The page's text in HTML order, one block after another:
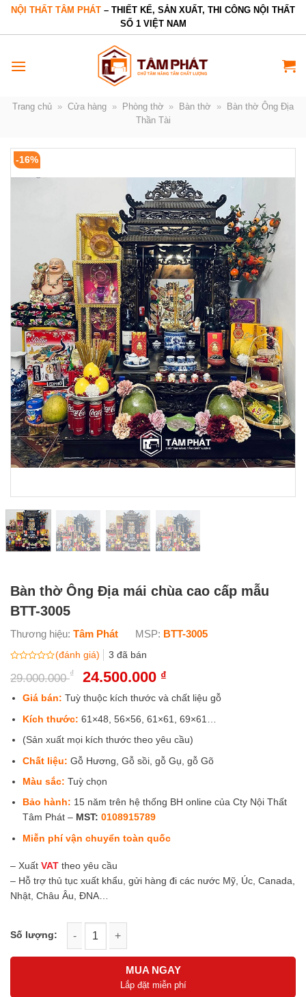
Bỏ
dung
NỘI THẤT TÂM PHÁT – THIẾT KẾ, SẢN XUẤT, THI CÔNG NỘI THẤT
SỐ 1 VIỆT NAM
Trang chủ » Cửa hàng » Phòng thờ » Bàn thờ »
Bàn thờ Ông Địa
Thần Tài
-16%
Bàn thờ Ông Địa mái chùa cao cấp mẫu
BTT-3005
Thương hiệu: Tâm Phát MSP: BTT-3005
xếp
(đánh giá) 3 đã bán
29.000.000₫
Giá
gốc
là:
24.500.000 ₫Giá
tại
24.500.000 ₫.
Giá bán: Tuỳ thuộc kích thước và chất liệu gỗ
Kích thước: 61×48, 56×56, 61×61, 69×61…
(Sản xuất mọi kích thước theo yêu cầu)
Chất liệu: Gỗ Hương, Gỗ sồi, gỗ Gụ, gỗ Gõ
Màu sắc: Tuỳ chọn
Bảo hành: 15 năm trên hệ thống BH online của Cty Nội Thất
Tâm Phát – MST: 0108915789
Miễn phí vận chuyển toàn quốc
– Xuất VAT theo yêu cầu
– Hỗ trợ thủ tục xuất khẩu, gửi hàng đi các nước Mỹ, Úc, Canada,
Nhật, Châu Âu, ĐNA…
Bàn thờ Ông Địa mái chùa cao cấp mẫu BTT-3005 số lượng
MUA NGAY
Lắp đặt miễn phí